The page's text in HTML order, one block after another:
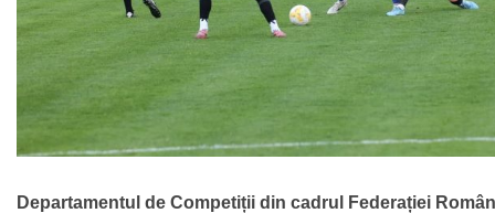
Departamentul de Competiții din cadrul Federației